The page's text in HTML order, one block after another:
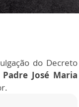
do Decreto
José Maria